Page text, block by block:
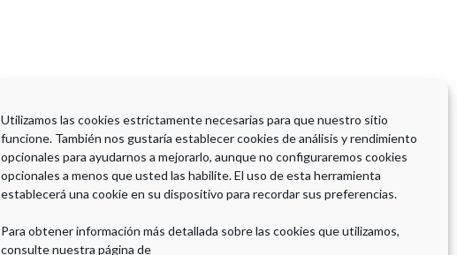
Utilizamos las cookies estrictamente necesarias para que nuestro sitio
funcione. También nos gustaría establecer cookies de análisis y rendimiento
opcionales para ayudarnos a mejorarlo, aunque no configuraremos cookies
opcionales a menos que usted las habilite. El uso de esta herramienta
establecerá una cookie en su dispositivo para recordar sus preferencias.
Para obtener información más detallada sobre las cookies que utilizamos,
consulte nuestra página de